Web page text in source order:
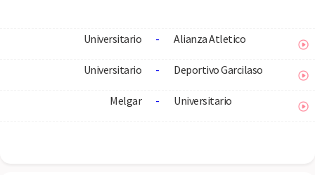
Universitario - Alianza Atletico
Universitario - Deportivo Garcilaso
Melgar - Universitario